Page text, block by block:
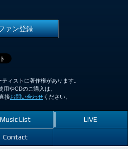
ァン登録
ィストに著作権があります。
用やCDのご購入は、
接お問い合わせ ください。
Music List LIVE
Contact